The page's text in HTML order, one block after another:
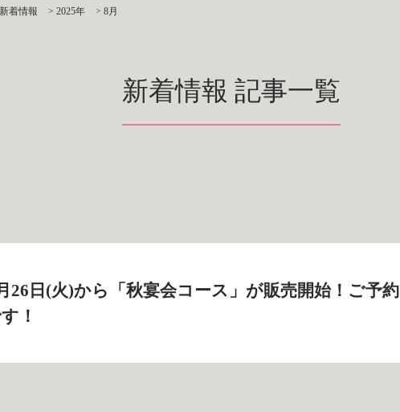
新着情報 > 2025年 > 8月
新着情報 記事一覧
26日(火)から「秋宴会コース」が販売開始！ご予約
！